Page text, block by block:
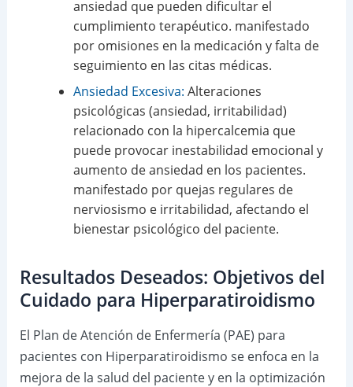
ansiedad que pueden dificultar el
cumplimiento terapéutico. manifestado
por omisiones en la medicación y falta de
seguimiento en las citas médicas.
Ansiedad Excesiva: Alteraciones
psicológicas (ansiedad, irritabilidad)
relacionado con la hipercalcemia que
puede provocar inestabilidad emocional y
aumento de ansiedad en los pacientes.
manifestado por quejas regulares de
nerviosismo e irritabilidad, afectando el
bienestar psicológico del paciente.
Resultados Deseados: Objetivos del
Cuidado para Hiperparatiroidismo
El Plan de Atención de Enfermería (PAE) para
pacientes con Hiperparatiroidismo se enfoca en la
mejora de la salud del paciente y en la optimización